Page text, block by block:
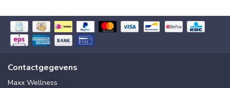
Contactgegevens
Maxx Wellness